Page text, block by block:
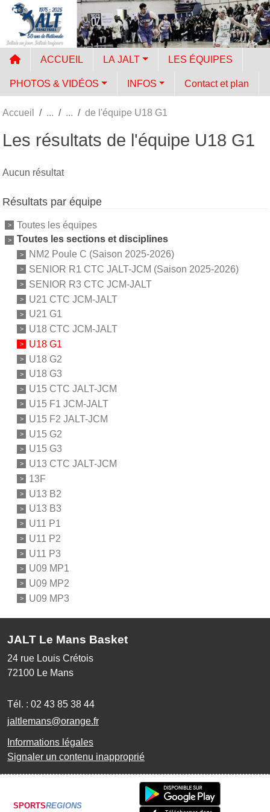
ACCUEIL LA JALT LES ÉQUIPES
PHOTOS & VIDÉOS INFOS Contact et plan
Accueil de l'équipe U18 G1
Les résultats de l'équipe U18 G1
Aucun résultat
Résultats par équipe
Toutes les équipes
Toutes les sections et disciplines
NM2 Poule C (Saison 2025-2026)
SENIOR R1 CTC JALT-JCM (Saison 2025-2026)
SENIOR R3 CTC JCM-JALT
U21 CTC JCM-JALT
U21 G1
U18 CTC JCM-JALT
U18 G1
U18 G2
U18 G3
U15 CTC JALT-JCM
U15 F1 JCM-JALT
U15 F2 JALT-JCM
U15 G2
U15 G3
U13 CTC JALT-JCM
13F
U13 B2
U13 B3
U11 P1
U11 P2
U11 P3
U09 MP1
U09 MP2
U09 MP3
JALT Le Mans Basket
24 rue Louis Crétois
72100 Le Mans
Tél. : 02 43 85 38 44
jaltlemans@orange.fr
Informations légales
Signaler un contenu inapproprié
SPORTSREGIONS
Panneau de gestion des cookies